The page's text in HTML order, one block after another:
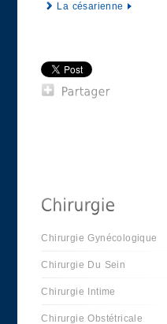
La césarienne
Chirurgie Gynécologique
Chirurgie Du Sein
Chirurgie Intime
Chirurgie Obstétricale